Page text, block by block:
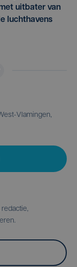
uitbater van
luchthavens
Vlamingen,